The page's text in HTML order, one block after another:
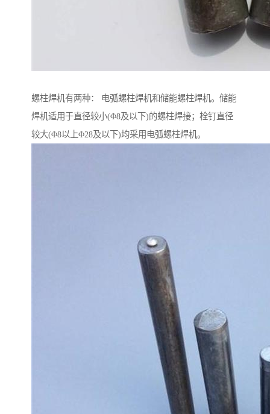
螺柱焊机有两种： 电弧螺柱焊机和储能螺柱焊机。储能
焊机适用于直径较小(Φ8及以下)的螺柱焊接；栓钉直径
较大(Φ8以上Φ28及以下)均采用电弧螺柱焊机。